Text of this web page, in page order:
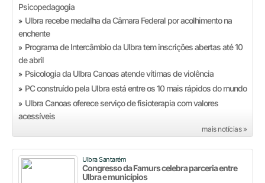
Psicopedagogia
» Ulbra recebe medalha da Câmara Federal por acolhimento na
enchente
» Programa de Intercâmbio da Ulbra tem inscrições abertas até 10
de abril
» Psicologia da Ulbra Canoas atende vítimas de violência
» PC construído pela Ulbra está entre os 10 mais rápidos do mundo
» Ulbra Canoas oferece serviço de fisioterapia com valores
acessíveis
mais notícias »
Ulbra Santarém
Congresso da Famurs celebra parceria entre
Ulbra e municípios